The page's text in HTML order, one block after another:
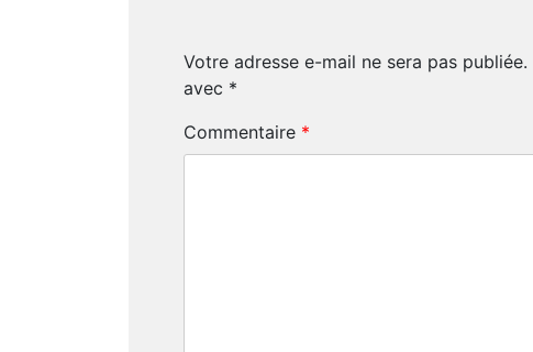
Votre adresse e-mail ne sera pas publiée.
avec *
Commentaire *